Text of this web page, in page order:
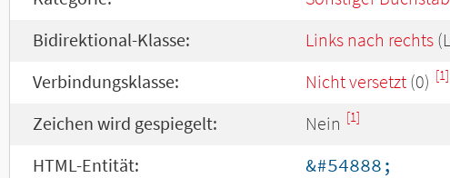
Bidirektional-Klasse: Links nach rechts
Verbindungsklasse: Nicht versetzt (0) [1]
Zeichen wird gespiegelt: Nein [1]
HTML-Entität:
&#54888;